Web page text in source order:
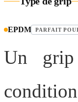
EPDM PARFAIT
Un grip